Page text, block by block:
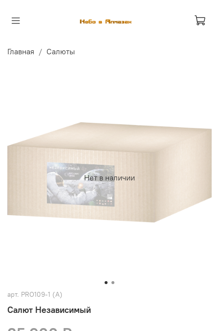
Главная Салюты
Нет в наличии
арт. PRO109-1 (A)
Салют Независимый